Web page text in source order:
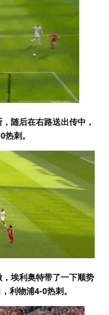
随后在右路送出传中，
刺。
埃利奥特带了一下顺势
利物浦4-0热刺。